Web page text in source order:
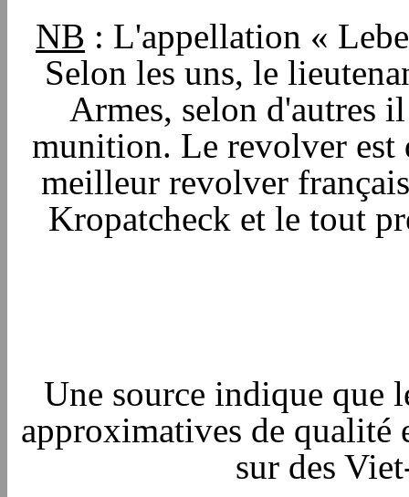
NB : L'appellation «
Selon les uns, le
Armes, selon d'autres
munition. Le revolver est
meilleur revolver
Kropatcheck et le tout
Une source indique que
approximatives de qualité
sur des